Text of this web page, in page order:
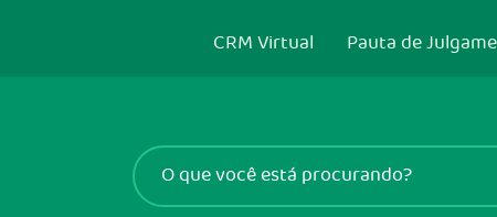
CRM Virtual Pauta de